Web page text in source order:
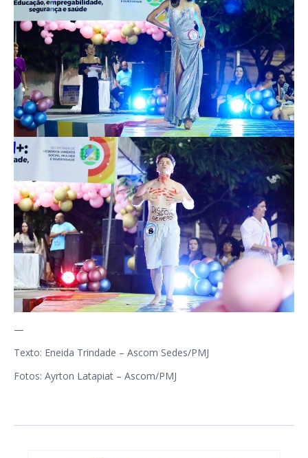
—
Texto: Eneida Trindade – Ascom Sedes/PMJ
Fotos: Ayrton Latapiat – Ascom/PMJ